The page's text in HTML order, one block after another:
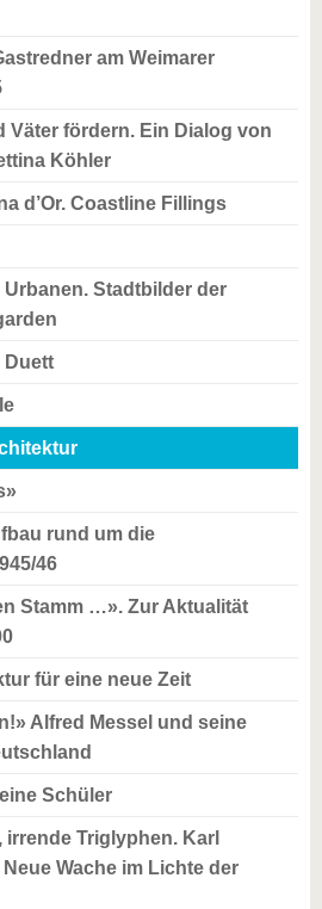
am Weimarer
Väter fördern. Ein Dialog von
Köhler
d’Or. Coastline Fillings
Stadtbilder der
Duett
rund um die
46
Stamm …». Zur Aktualität
für eine neue Zeit
Alfred Messel und seine
Schüler
Triglyphen. Karl
Wache im Lichte der